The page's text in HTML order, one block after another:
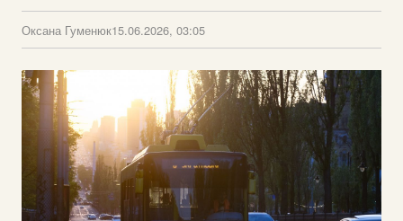
Оксана Гуменюк15.06.2026, 03:05